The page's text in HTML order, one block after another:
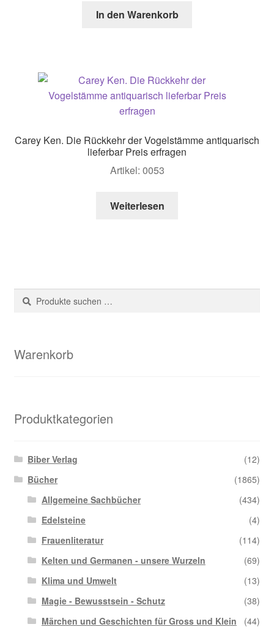
In den Warenkorb
Carey Ken. Die Rückkehr der Vogelstämme antiquarisch
lieferbar Preis erfragen
Artikel: 0053
Weiterlesen
Suche
nach:
Suchen
Warenkorb
Produktkategorien
Biber Verlag
(12)
Bücher
(1865)
Allgemeine Sachbücher
(434)
Edelsteine
(4)
Frauenliteratur
(114)
Kelten und Germanen - unsere Wurzeln
(69)
Klima und Umwelt
(13)
Magie - Bewusstsein - Schutz
(38)
Märchen und Geschichten für Gross und Klein
(44)